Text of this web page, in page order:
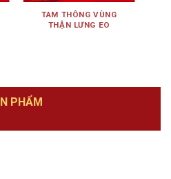
TAM THÔNG VÙNG
THẬN LƯNG EO
PHẨM